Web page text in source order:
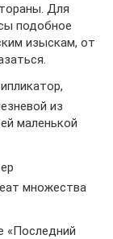
Для
подобное
изыскам, от
из
маленькой
множества
«Последний